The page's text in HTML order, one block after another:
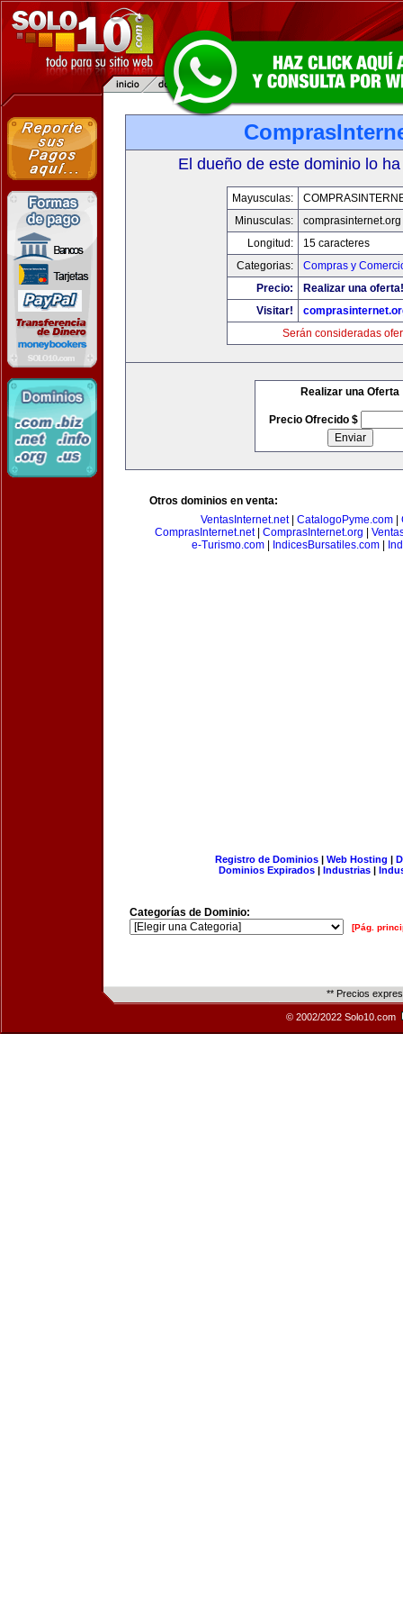
El dueño de este dominio lo
Mayusculas:
Minusculas:
comprasinternet.org
Longitud:
15 caracteres
Categorias:
Compras y
Precio:
Realizar una oferta!
Visitar!
Serán consideradas
Realizar una Oferta
Precio Ofrecido $
Otros dominios en venta:
VentasInternet.net| CatalogoPyme.com|
ComprasInternet.net| ComprasInternet.org
e-Turismo.com| IndicesBursatiles.com|
Registro de Dominios| Web Hosting |
Dominios Expirados | Industrias |
Categorías de Dominio:
[Pág.
** Precios
© 2002/2022 Solo10.com